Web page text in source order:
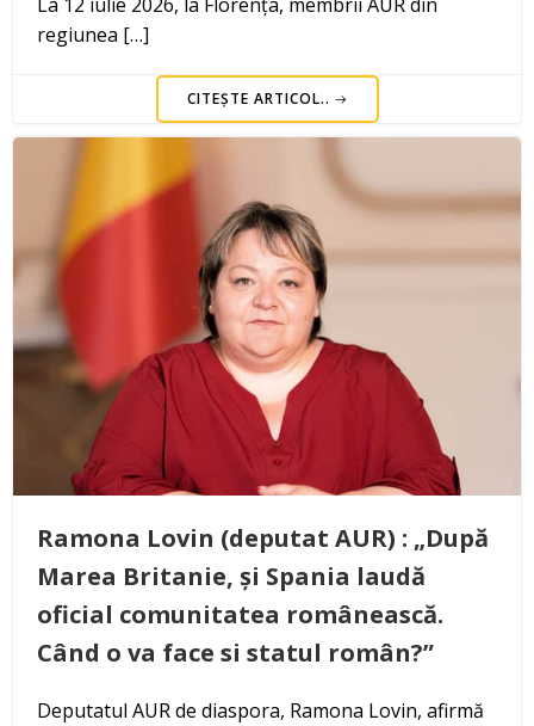
regiunea […]
CITEȘTE ARTICOL..
Ramona Lovin (deputat AUR) : „După
Marea Britanie, și Spania laudă
oficial comunitatea românească.
Când o va face si statul român?”
Deputatul AUR de diaspora, Ramona Lovin, afirmă